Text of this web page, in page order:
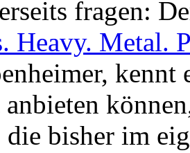
fragen:
Heavy. Metal.
bisher im